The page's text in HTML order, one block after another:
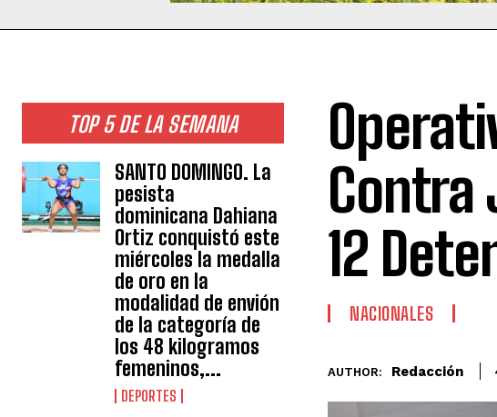
TOP 5 DE LA SEMANA
SANTO DOMINGO. La
pesista
dominicana Dahiana
Ortiz conquistó este
miércoles la medalla
de oro en la
modalidad de envión
de la categoría de
los 48 kilogramos
femeninos,...
DEPORTES
Contra
12
NACIONALES
AUTHOR: Redacción